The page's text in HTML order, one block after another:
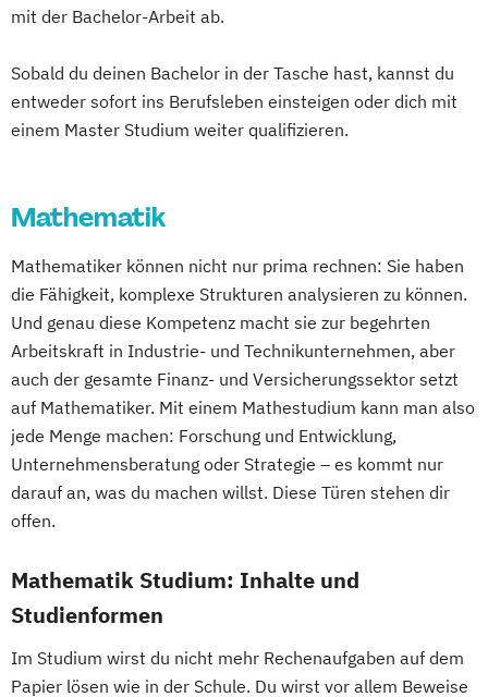
Politikwissenschaft – Regieren und
Politikwissenschaft
Verwaltungswissenschaft Soziologie
Praktische Informatik
Psychologie
Volkswirtschaft
Wirtschaftswissenschaft
Wirtschaftswissenschaft für Ingenieur/-
innen und Naturwissenschaftler/-innen
mit der Bachelor-Arbeit ab.
Sobald du deinen Bachelor in der Tasche hast, kannst du
entweder sofort ins Berufsleben einsteigen oder dich mit
einem Master Studium weiter qualifizieren.
Mathematik
Mathematiker können nicht nur prima rechnen: Sie haben
die Fähigkeit, komplexe Strukturen analysieren zu können.
Und genau diese Kompetenz macht sie zur begehrten
Arbeitskraft in Industrie- und Technikunternehmen, aber
auch der gesamte Finanz- und Versicherungssektor setzt
auf Mathematiker. Mit einem Mathestudium kann man also
jede Menge machen: Forschung und Entwicklung,
Unternehmensberatung oder Strategie – es kommt nur
darauf an, was du machen willst. Diese Türen stehen dir
offen.
Mathematik Studium: Inhalte und
Studienformen
Im Studium wirst du nicht mehr Rechenaufgaben auf dem
Papier lösen wie in der Schule. Du wirst vor allem Beweise